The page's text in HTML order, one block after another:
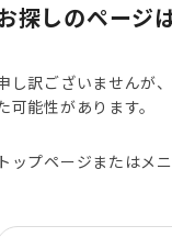
探しのページ
し訳ございませんが
可能性があります。
トップページまたはメ